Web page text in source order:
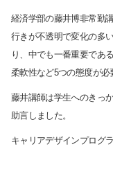
経済学部の藤井博非常勤
行きが不透明で変化の多
り、中でも一番重要であ
柔軟性など5つの態度が必
藤井講師は学生へのきっ
助言しました。
キャリアデザインプロ